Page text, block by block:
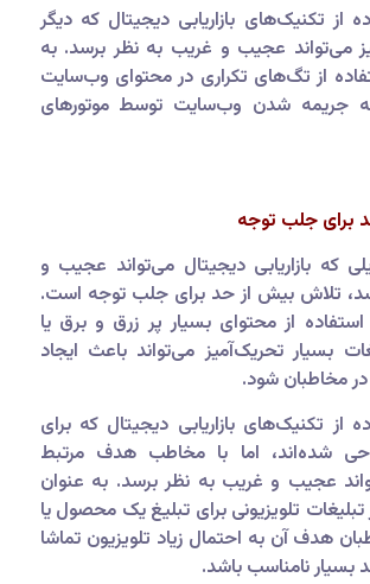
از تکنیک‌های بازاریابی دیجیتال که دیگر
می‌تواند عجیب و غریب به نظر برسد. به
از تگ‌های تکراری در محتوای وب‌سایت
جریمه شدن وب‌سایت توسط موتورهای
برای جلب توجه
که بازاریابی دیجیتال می‌تواند عجیب و
تلاش بیش از حد برای جلب توجه است.
از محتوای بسیار پر زرق و برق یا
بسیار تحریک‌آمیز می‌تواند باعث ایجاد
مخاطبان شود.
از تکنیک‌های بازاریابی دیجیتال که برای
شده‌اند، اما با مخاطب هدف مرتبط
عجیب و غریب به نظر برسد. به عنوان
تبلیغات تلویزیونی برای تبلیغ یک محصول یا
هدف آن به احتمال زیاد تلویزیون تماشا
بسیار نامناسب باشد.